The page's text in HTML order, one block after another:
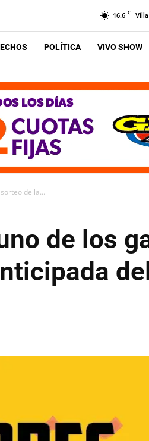
16.6 C Villa
POLÍTICA VIVO SHOW
de la...
de los